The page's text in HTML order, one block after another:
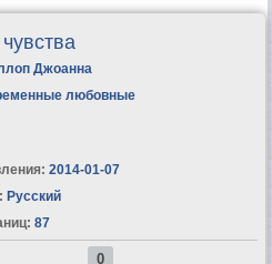
Джоанна
любовные
2014-01-07
Русский
87
0